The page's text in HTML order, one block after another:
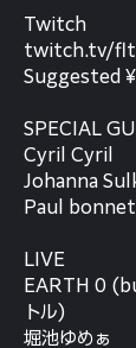
Twitch
twitch.tv/
Suggested
SPECIAL
Cyril Cyril
Johanna
Paul bonnet
LIVE
EARTH 0
トル)
堀池ゆめぁ